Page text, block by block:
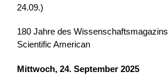
24.09.)
180 Jahre des Wissenschaftsmagazins
Scientific American
Mittwoch, 24. September 2025